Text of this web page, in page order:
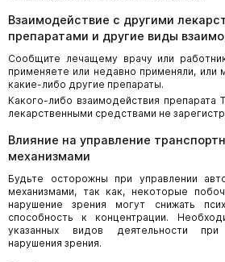
Взаимодействие с другими
препаратами и другие виды
Сообщите лечащему врачу или
применяете или недавно применяли, или
какие-либо другие препараты.
Какого-либо взаимодействия препарата
лекарственными средствами не
Влияние на управление
механизмами
Будьте осторожны при управлении
механизмами, так как, некоторые
нарушение зрения могут снижать
способность к концентрации.
указанных видов деятельности
нарушения зрения.